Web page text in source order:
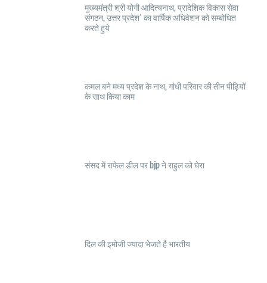
मुख्यमंत्री श्री योगी आदित्यनाथ, प्रादेशिक विकास सेवा
संगठन, उत्तर प्रदेश’ का वार्षिक अधिवेशन को सम्बोधित
करते हुये
कमल बने मध्य प्रदेश के नाथ, गांधी परिवार की तीन पीढ़ियों
के साथ किया काम
संसद में राफेल डील पर bjp ने राहुल को घेरा
दिल की इमोजी ज्यादा भेजते है भारतीय